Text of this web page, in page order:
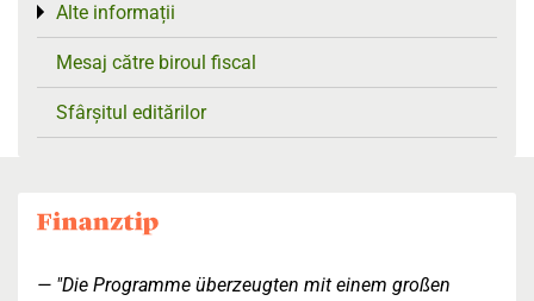
Alte informații
Toggle menu
Mesaj către biroul fiscal
Sfârșitul editărilor
"Die Programme überzeugten mit einem großen